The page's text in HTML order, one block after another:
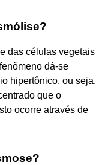
das células vegetais
dá-se
hipertônico, ou seja,
que o
ocorre através de